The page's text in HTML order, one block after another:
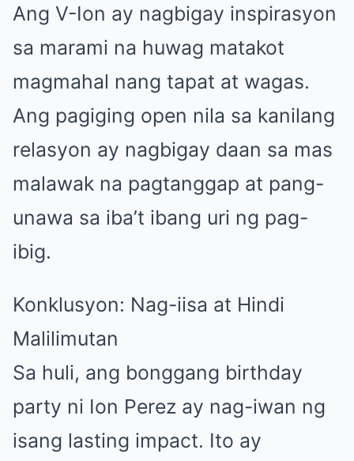
Ang V-Ion ay nagbigay inspirasyon
sa marami na huwag matakot
magmahal nang tapat at wagas.
Ang pagiging open nila sa kanilang
relasyon ay nagbigay daan sa mas
malawak na pagtanggap at pang-
unawa sa iba’t ibang uri ng pag-
ibig.
Konklusyon: Nag-iisa at Hindi
Malilimutan
Sa huli, ang bonggang birthday
party ni Ion Perez ay nag-iwan ng
isang lasting impact. Ito ay